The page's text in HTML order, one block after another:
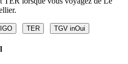
TER TGV inOui